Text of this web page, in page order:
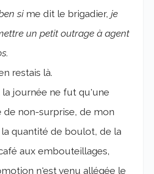
sime dit le brigadier,je
un petit outrage à agent
restais là.
la journée ne fut qu'une
de non-surprise, de mon
la quantité de boulot, de la
aux embouteillages,
n'est venu allégée le